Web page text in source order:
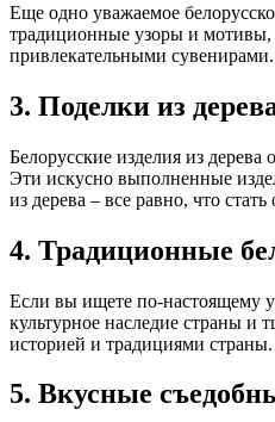
Еще одно уважаемое
традиционные узоры и мотивы,
привлекательными сувенирами.
3. Поделки из
Белорусские изделия из
Эти искусно выполненные
из дерева – все равно, что
4. Традиционные
Если вы ищете по-настоящему
культурное наследие страны и
историей и традициями страны.
5. Вкусные